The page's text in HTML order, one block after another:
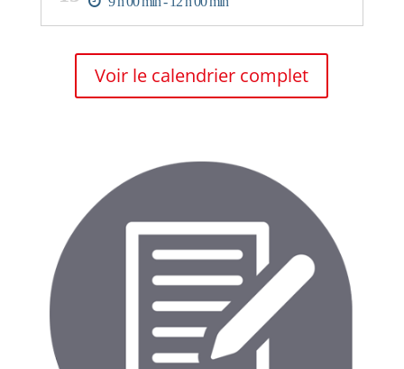
Voir le calendrier complet